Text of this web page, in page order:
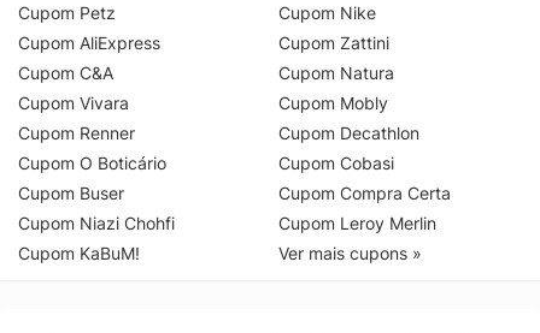
Cupom Petz
Cupom AliExpress
Cupom C&A
Cupom Vivara
Cupom Renner
Cupom O Boticário
Cupom Buser
Cupom Niazi Chohfi
Cupom KaBuM!
Cupom Nike
Cupom Zattini
Cupom Natura
Cupom Mobly
Cupom Decathlon
Cupom Cobasi
Cupom Compra Certa
Cupom Leroy Merlin
Ver mais cupons »